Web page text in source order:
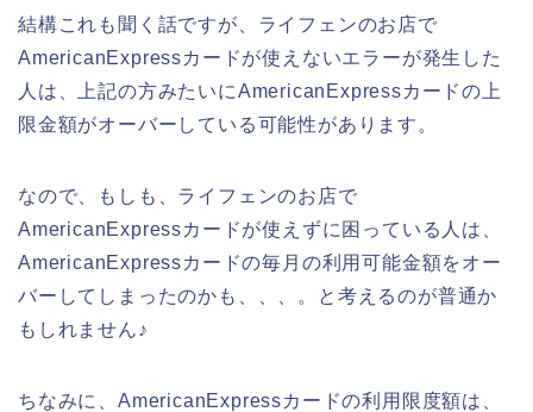
結構これも聞く話ですが、ライフェンのお店で
AmericanExpressカードが使えないエラーが発生した
人は、上記の方みたいにAmericanExpressカードの上
限金額がオーバーしている可能性があります。
なので、もしも、ライフェンのお店で
AmericanExpressカードが使えずに困っている人は、
AmericanExpressカードの毎月の利用可能金額をオー
バーしてしまったのかも、、、。と考えるのが普通か
もしれません♪
ちなみに、AmericanExpressカードの利用限度額は、